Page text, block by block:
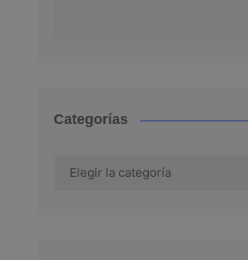
Categorías